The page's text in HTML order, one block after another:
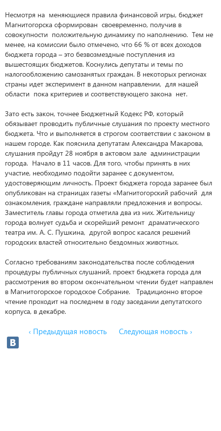
Несмотря на меняющиеся правила финансовой игры, бюджет
Магнитогорска сформирован своевременно, получив в
совокупности положительную динамику по наполнению. Тем не
менее, на комиссии было отмечено, что 66 % от всех доходов
бюджета города – это безвозмездные поступления из
вышестоящих бюджетов. Коснулись депутаты и темы по
налогообложению самозанятых граждан. В некоторых регионах
страны идет эксперимент в данном направлении, для нашей
области пока критериев и соответствующего закона нет.
Зато есть закон, точнее Бюджетный Кодекс РФ, который
обязывает проводить публичные слушания по проекту местного
бюджета. Что и выполняется в строгом соответствии с законом в
нашем городе. Как пояснила депутатам Александра Макарова,
слушания пройдут 28 ноября в актовом зале администрации
города. Начало в 11 часов. Для того, чтобы принять в них
участие, необходимо подойти заранее с документом,
удостоверяющим личность. Проект бюджета города заранее был
опубликован на страницах газеты «Магнитогорский рабочий для
ознакомления, граждане направляли предложения и вопросы.
Заместитель главы города отметила два из них. Жительницу
города волнует судьба и скорейший ремонт драматического
театра им. А. С. Пушкина, другой вопрос касался решений
городских властей относительно бездомных животных.
Согласно требованиям законодательства после соблюдения
процедуры публичных слушаний, проект бюджета города для
рассмотрения во втором окончательном чтении будет направлен
в Магнитогорское городское Собрание. Традиционно второе
чтение проходит на последнем в году заседании депутатского
корпуса, в декабре.
‹ Предыдущая новость Следующая новость ›